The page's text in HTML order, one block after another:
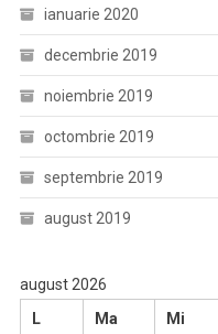
ianuarie 2020
decembrie 2019
noiembrie 2019
octombrie 2019
septembrie 2019
august 2019
august 2026
L
Ma Mi